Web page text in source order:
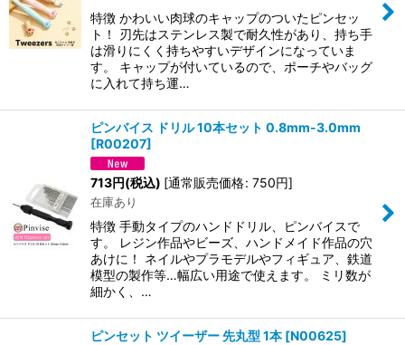
絞り込む
特徴 かわいい肉球のキャップのついたピンセッ
ト！ 刃先はステンレス製で耐久性があり、持ち手
は滑りにくく持ちやすいデザインになっていま
す。 キャップが付いているので、ポーチやバッグ
に入れて持ち運…
ピンバイス ドリル 10本セット 0.8mm-3.0mm
[R00207]
713円(税込) [通常販売価格: 750円]
在庫あり
特徴 手動タイプのハンドドリル、ピンバイスで
す。 レジン作品やビーズ、ハンドメイド作品の穴
あけに！ ネイルやプラモデルやフィギュア、鉄道
模型の製作等…幅広い用途で使えます。 ミリ数が
細かく、…
ピンセット ツイーザー 先丸型 1本 [N00625]